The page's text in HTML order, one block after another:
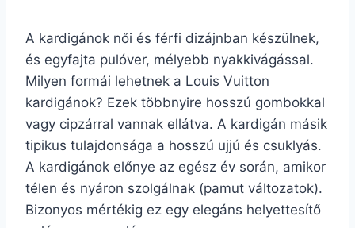
A kardigánok női és férfi dizájnban készülnek,
és egyfajta pulóver, mélyebb nyakkivágással.
Milyen formái lehetnek a Louis Vuitton
kardigánok? Ezek többnyire hosszú gombokkal
vagy cipzárral vannak ellátva. A kardigán másik
tipikus tulajdonsága a hosszú ujjú és csuklyás.
A kardigánok előnye az egész év során, amikor
télen és nyáron szolgálnak (pamut változatok).
Bizonyos mértékig ez egy elegáns helyettesítő